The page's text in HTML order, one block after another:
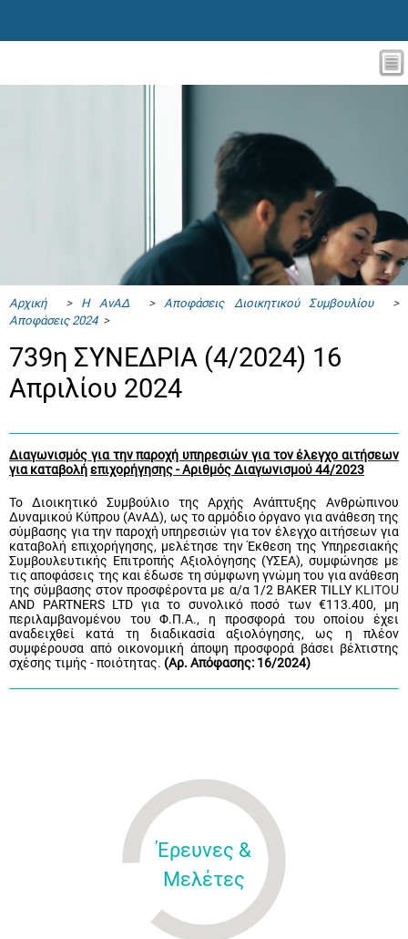
Αρχική> Η ΑνΑΔ>Αποφάσεις Διοικητικού Συμβουλίου>
Αποφάσεις 2024>
739η ΣΥΝΕΔΡΙΑ (4/2024) 16
Απριλίου 2024
Διαγωνισμός για την παροχή υπηρεσιών για τον έλεγχο αιτήσεων
για καταβολήεπιχορήγησης - Αριθμός Διαγωνισμού 44/2023
Το Διοικητικό Συμβούλιο της Αρχής Ανάπτυξης Ανθρώπινου
Δυναμικού Κύπρου (ΑνΑΔ), ως το αρμόδιο όργανο για ανάθεση της
σύμβασης γιατην παροχή υπηρεσιών για τον έλεγχο αιτήσεων για
καταβολή επιχορήγησης, μελέτησε τηνΈκθεση της Υπηρεσιακής
Συμβουλευτικής Επιτροπής Αξιολόγησης (ΥΣΕΑ),συμφώνησε με
τις αποφάσεις της και έδωσε τη σύμφωνη γνώμη του γιαανάθεση
της σύμβασης στον προσφέροντα με α/α 1/2 BAKER TILLY KLITOU
AND PARTNERS LTD για το συνολικό ποσό των €113.400, μη
περιλαμβανομένου του Φ.Π.Α., η προσφορά του οποίου έχει
αναδειχθεί κατά τη διαδικασία αξιολόγησης, ως η πλέον
συμφέρουσα από οικονομική άποψη προσφορά βάσει βέλτιστης
σχέσης τιμής - ποιότητας. (Αρ. Απόφασης: 16/2024)
Έρευνες &
Μελέτες